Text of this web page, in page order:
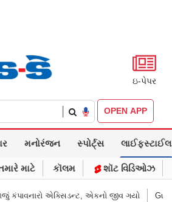
ઇ-પેપર
OPEN APP
મનોરંજન સ્પોર્ટ્સ લાઈફસ્ટાઈલ
માટે કૉલમ શૉટ વિડિઓઝ
News: મોરબીમાં મેજિક! કૂવાનું પાણી